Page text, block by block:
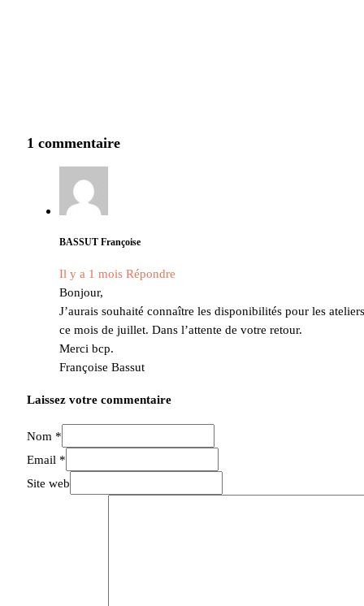
1 commentaire
BASSUT Françoise
Il y a 1 mois Répondre
Bonjour,
J’aurais souhaité connaître les disponibilités pour les
ce mois de juillet. Dans l’attente de votre retour.
Merci bcp.
Françoise Bassut
Laissez votre commentaire
Nom *
Email *
Site web